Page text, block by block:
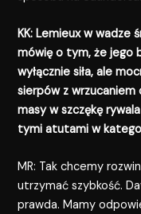
KK: Lemieux w wadze
mówię o tym, że jego
wyłącznie siła, ale
sierpów z wrzucaniem
masy w szczękę
tymi atutami w
MR: Tak chcemy
utrzymać szybkość.
prawda. Mamy